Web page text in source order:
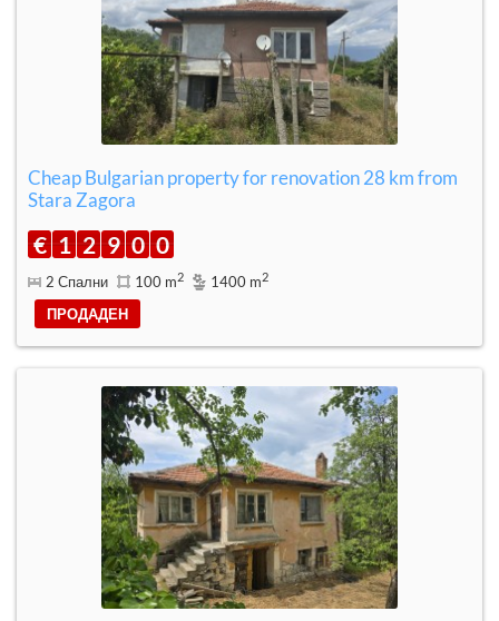
Cheap Bulgarian property for renovation 28 km from
Stara Zagora
€ 1 2 9 0 0
2 Спални 100 m2 1400 m2
ПРОДАДЕН